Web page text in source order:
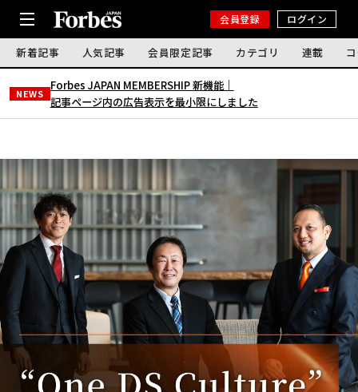
会員登録 ログイン
新着記事 人気記事 会員限定記事 カテゴリ 連載
NEWS
Forbes JAPAN MEMBERSHIP 新機能｜
記事ページ内の広告表示を最小限にしました